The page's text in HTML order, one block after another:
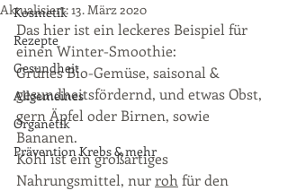
Kosmetik
Rezepte
Gesundheit
Allgemeines
Organetik
Prävention Krebs & mehr
Aktualisiert:13. März 2020
Das hier ist ein leckeres Beispiel für
einen Winter-Smoothie:
Grünes Bio-Gemüse, saisonal &
gesundheitsfördernd, und etwas Obst,
gern Äpfel oder Birnen, sowie
Bananen.
Kohl ist ein großartiges
Nahrungsmittel, nur roh für den